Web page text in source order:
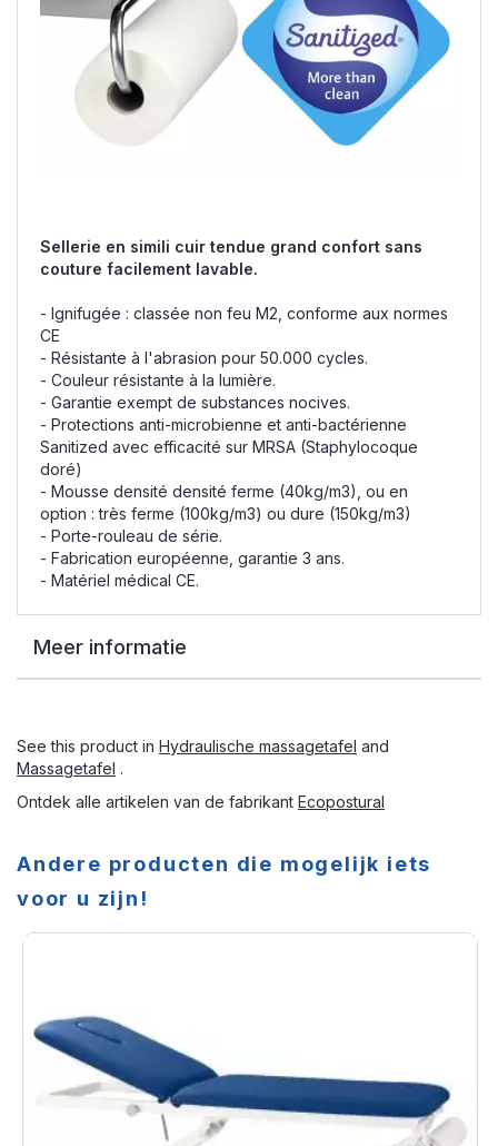
Sellerie en simili cuir tendue grand confort sans
couture facilement lavable.
- Ignifugée : classée non feu M2, conforme aux normes
CE
- Résistante à l'abrasion pour 50.000 cycles.
- Couleur résistante à la lumière.
- Garantie exempt de substances nocives.
- Protections anti-microbienne et anti-bactérienne
Sanitized avec efficacité sur MRSA (Staphylocoque
doré)
- Mousse densité densité ferme (40kg/m3), ou en
option : très ferme (100kg/m3) ou dure (150kg/m3)
- Porte-rouleau de série.
- Fabrication européenne, garantie 3 ans.
- Matériel médical CE.
Meer informatie
See this product in Hydraulische massagetafel and
Massagetafel .
Ontdek alle artikelen van de fabrikant Ecopostural
Andere producten die mogelijk iets
voor u zijn!